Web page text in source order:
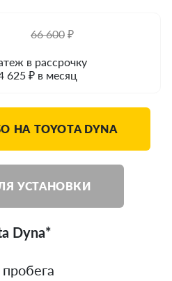
66 600₽
в рассрочку
625 ₽ в месяц
НА TOYOTA DYNA
УСТАНОВКИ
Dyna*